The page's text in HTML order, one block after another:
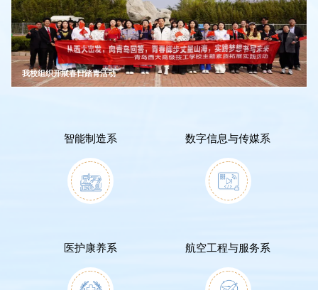
我校组织开展春日踏青活动
智能制造系 数字信息与传媒系
医护康养系 航空工程与服务系